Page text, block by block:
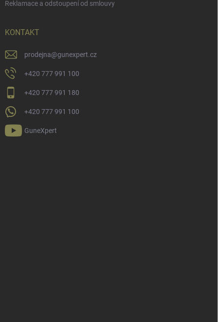
Reklamace a odstoupení od smlouvy
KONTAKT
prodejna@gunexpert.cz
+420 777 991 100
+420 777 991 180
+420 777 991 100
GuneXpert